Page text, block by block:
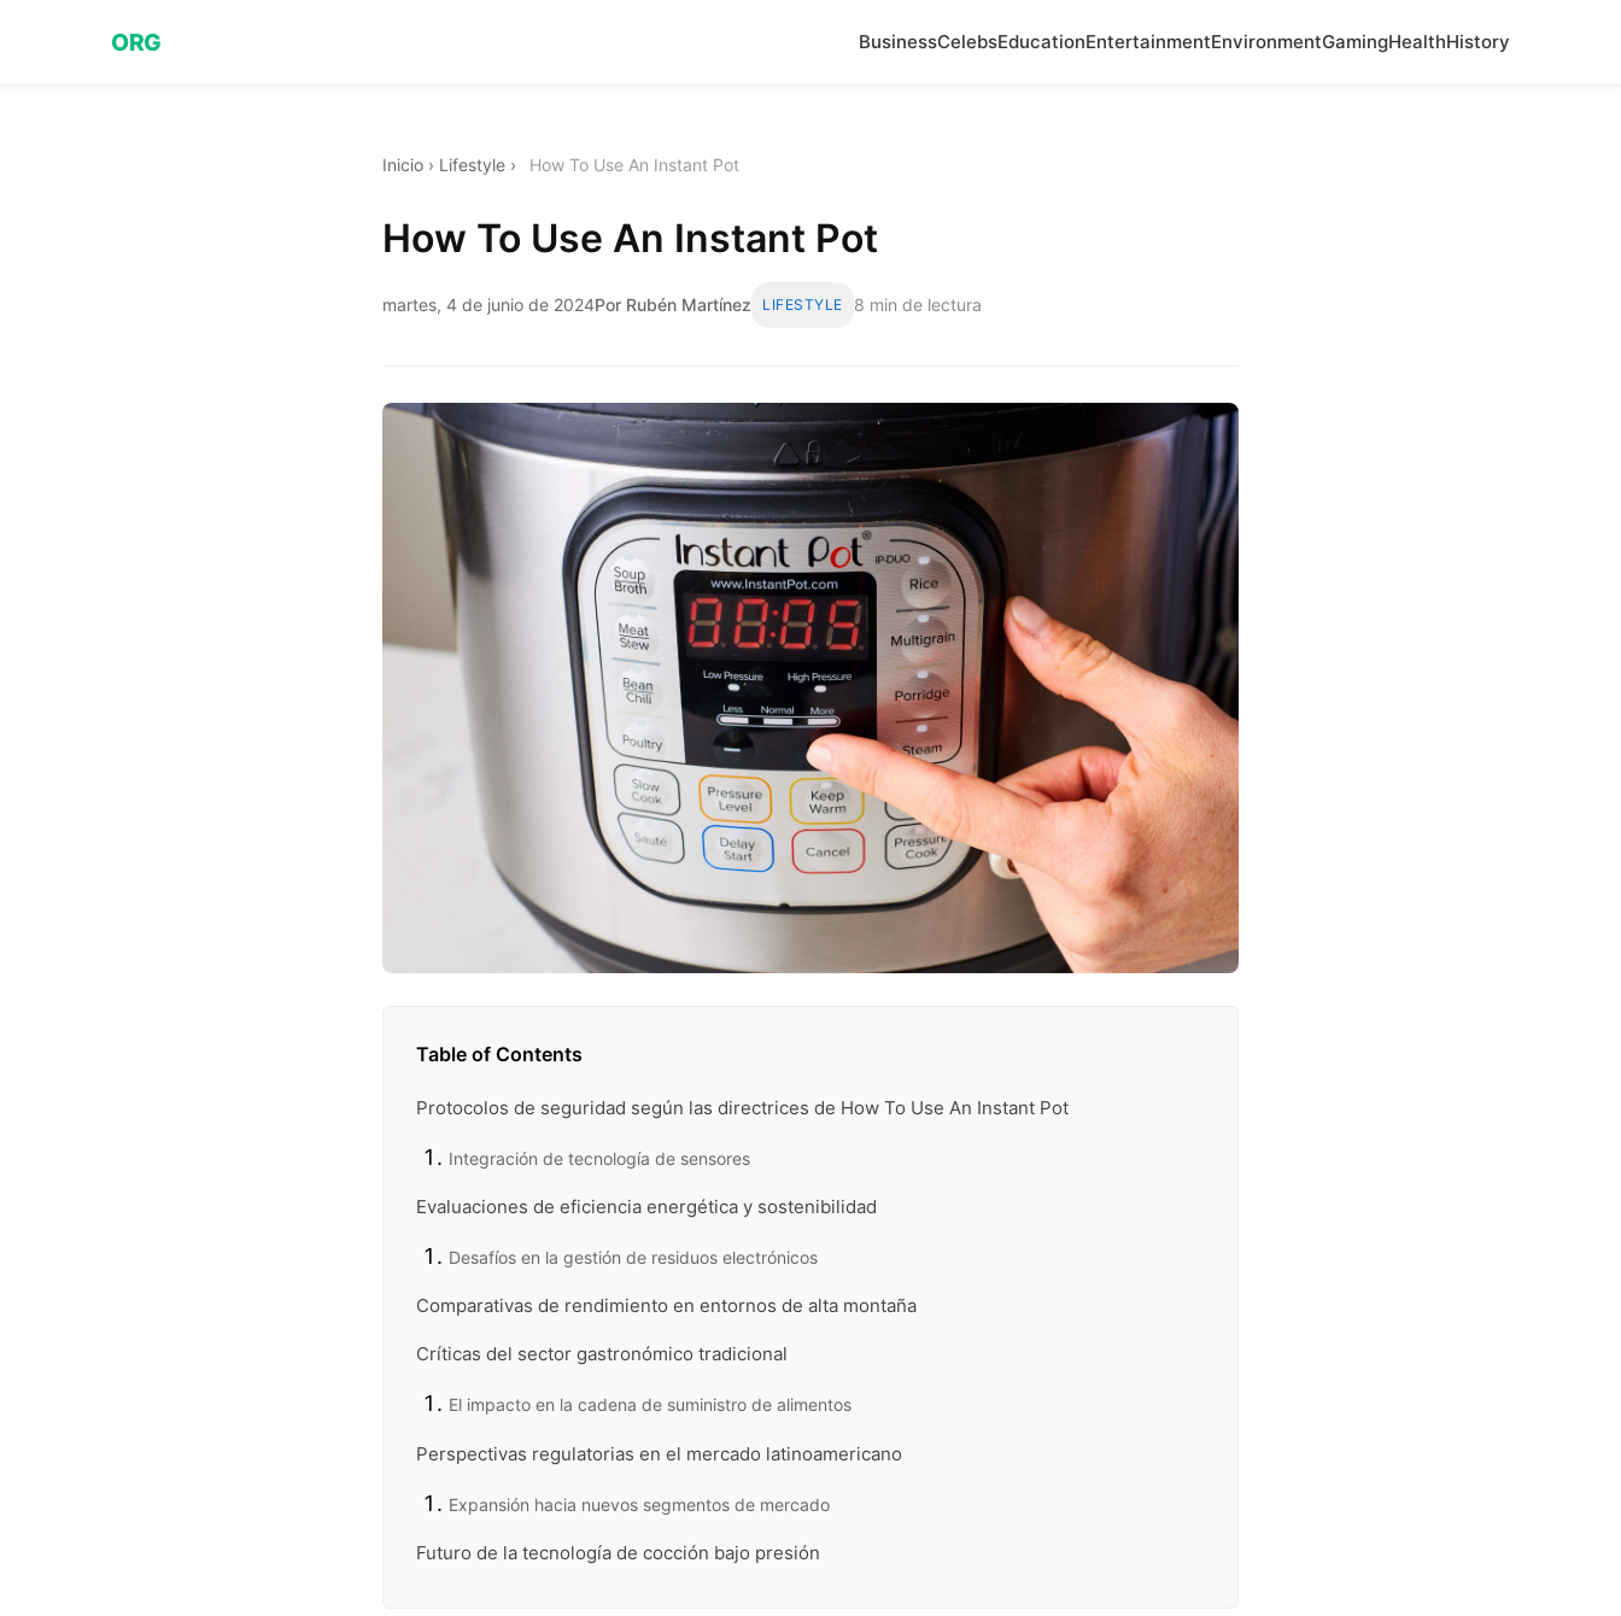
ORG BusinessCelebsEducationEntertainmentEnvironmentGamingHealthHistory
Inicio › Lifestyle › How To Use An Instant Pot
How To Use An Instant Pot
martes, 4 de junio de 2024Por Rubén Martínez LIFESTYLE 8 min de lectura
Table of Contents
Protocolos de seguridad según las directrices de How To Use An Instant Pot
Integración de tecnología de sensores
Evaluaciones de eficiencia energética y sostenibilidad
Desafíos en la gestión de residuos electrónicos
Comparativas de rendimiento en entornos de alta montaña
Críticas del sector gastronómico tradicional
El impacto en la cadena de suministro de alimentos
Perspectivas regulatorias en el mercado latinoamericano
Expansión hacia nuevos segmentos de mercado
Futuro de la tecnología de cocción bajo presión